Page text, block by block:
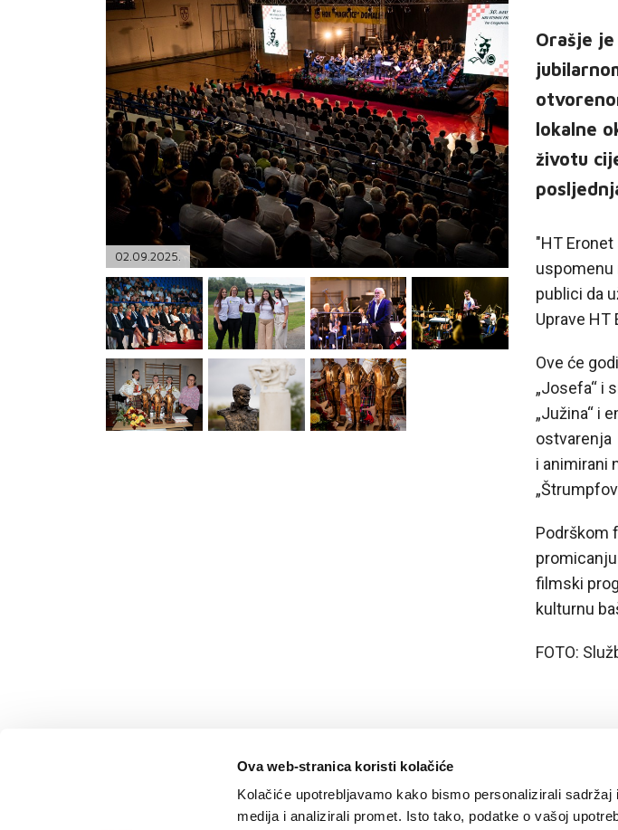
Ova web-stranica koristi kolačiće
Kolačiće upotrebljavamo kako bismo personalizirali
medija i analizirali promet. Isto tako, podatke o vašoj
TELEFONSKI IMENIK
02.09.2025.
Orašje
lokalne
životu
"HT
uspomenu
publici da
Uprave HT
Ove će
„Josefa“ i
„Južina“ i
ostvarenja
i animirani
Podrškom
filmski
kulturnu
FOTO: